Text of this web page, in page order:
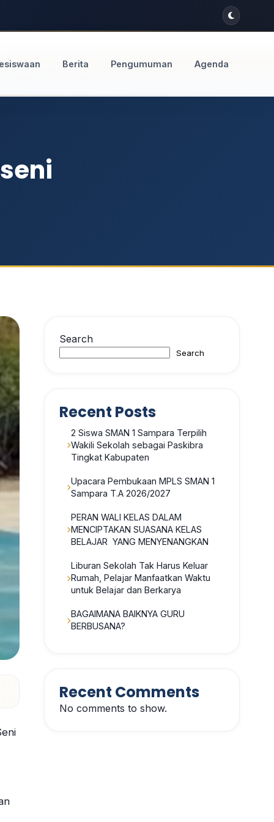
Berita Pengumuman Agenda
Search
Search
Recent Posts
2 Siswa SMAN 1 Sampara Terpilih
Wakili Sekolah sebagai Paskibra
Tingkat Kabupaten
Upacara Pembukaan MPLS SMAN 1
Sampara T.A 2026/2027
PERAN WALI KELAS DALAM
MENCIPTAKAN SUASANA KELAS
BELAJAR YANG MENYENANGKAN
Liburan Sekolah Tak Harus Keluar
Rumah, Pelajar Manfaatkan Waktu
untuk Belajar dan Berkarya
BAGAIMANA BAIKNYA GURU
BERBUSANA?
Recent Comments
No comments to show.